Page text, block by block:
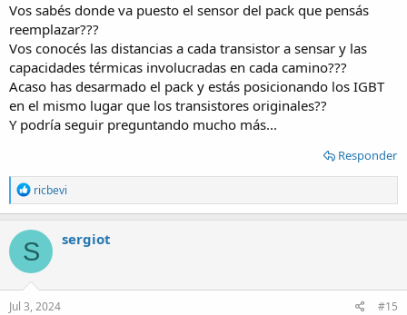
Vos sabés donde va puesto el sensor del pack que pensás
reemplazar???
Vos conocés las distancias a cada transistor a sensar y las
capacidades térmicas involucradas en cada camino???
Acaso has desarmado el pack y estás posicionando los IGBT
en el mismo lugar que los transistores originales??
Y podría seguir preguntando mucho más...
Responder
R
e
a
c
t
i
o
n
s
ricbevi
S sergiot
Jul 3, 2024 #15